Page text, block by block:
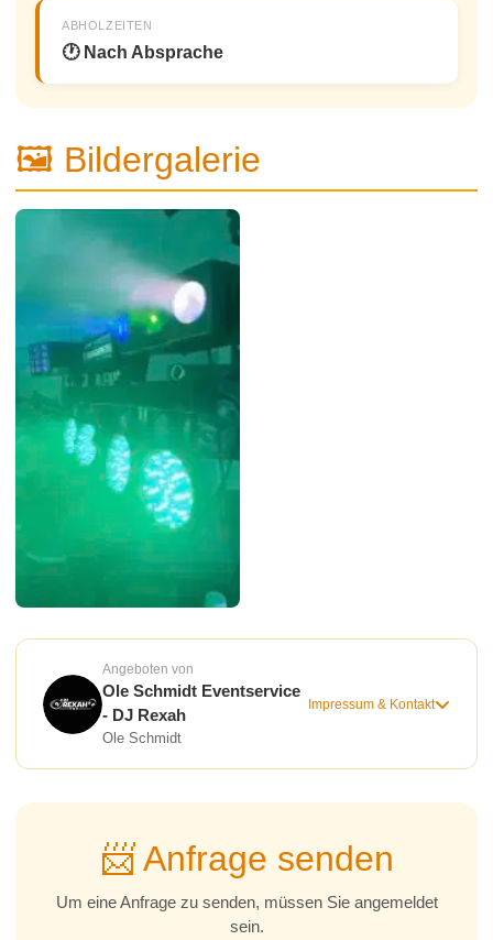
ABHOLZEITEN
🕐 Nach Absprache
🖼 Bildergalerie
Angeboten von
Ole Schmidt Eventservice
- DJ Rexah
Ole Schmidt
Impressum & Kontakt
📨 Anfrage senden
Um eine Anfrage zu senden, müssen Sie angemeldet
sein.